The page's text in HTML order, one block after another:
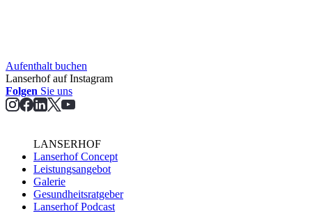
Aufent­halt buchen
Lanserhof auf Instagram
Folgen Sie uns
LANSERHOF
Lanserhof Concept
Leistungsangebot
Galerie
Gesundheitsratgeber
Lanserhof Podcast